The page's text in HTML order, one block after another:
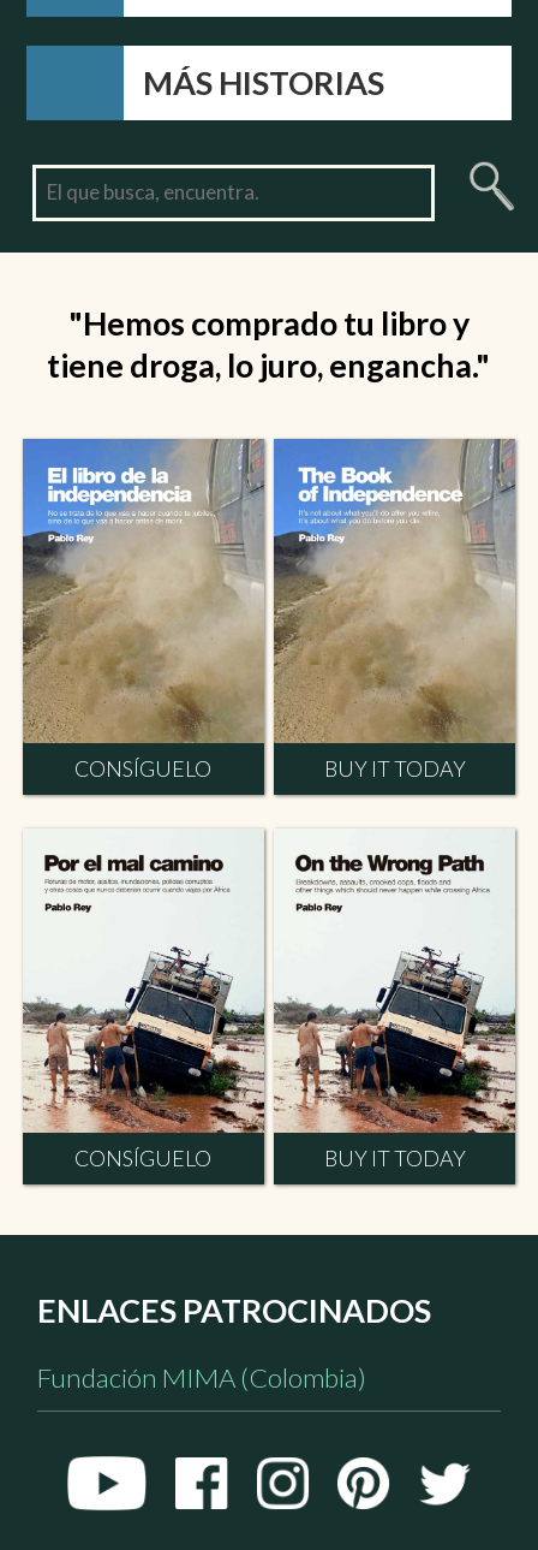
MÁS HISTORIAS
"Hemos comprado tu libro y
tiene droga, lo juro, engancha."
CONSÍGUELO BUY IT TODAY
CONSÍGUELO BUY IT TODAY
ENLACES PATROCINADOS
Fundación MIMA (Colombia)